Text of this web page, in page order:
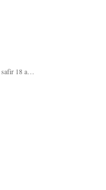
Akuamarin, rodolit garnet ve lab safir 18 ayar beyaz altın kolye (40 cm rose altın rolo zincir)